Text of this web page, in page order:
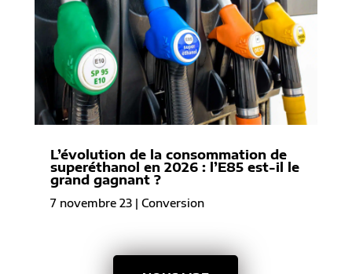
L’évolution de la consommation de
superéthanol en 2026 : l’E85 est-il le
grand gagnant ?
7 novembre 23| Conversion